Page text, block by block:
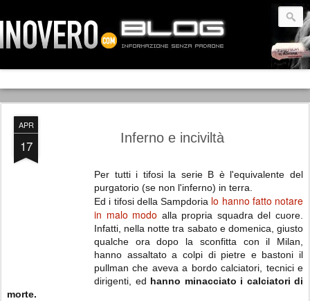
APR
17 Inferno e inciviltà
Per tutti i tifosi la serie B è l'equivalente del
purgatorio (se non l'inferno) in terra.
Ed i tifosi della Sampdoria lo hanno fatto notare
in malo modo alla propria squadra del cuore.
Infatti, nella notte tra sabato e domenica, giusto
qualche ora dopo la sconfitta con il Milan,
hanno assaltato a colpi di pietre e bastoni il
pullman che aveva a bordo calciatori, tecnici e
dirigenti, ed hanno minacciato i calciatori di
morte.